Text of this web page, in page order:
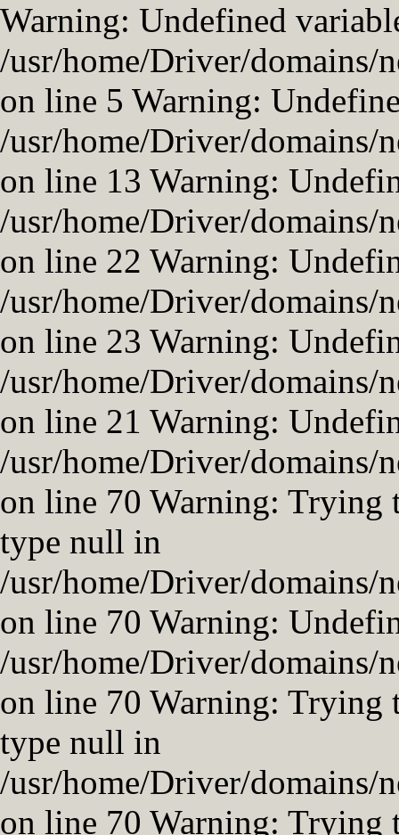
Warning: Undefined
/usr/home/Driver/domains/
on line 5 Warning:
/usr/home/Driver/domains/
on line 13 Warning:
/usr/home/Driver/domains/
on line 22 Warning:
/usr/home/Driver/domains/
on line 23 Warning:
/usr/home/Driver/domains/
on line 21 Warning:
/usr/home/Driver/domains/
on line 70 Warning: Trying
type null in
/usr/home/Driver/domains/
on line 70 Warning:
/usr/home/Driver/domains/
on line 70 Warning: Trying
type null in
/usr/home/Driver/domains/
on line 70 Warning: Trying